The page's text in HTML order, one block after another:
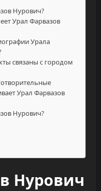
Нурович?
Урал Фарвазов
Урала
связаны с городом
Урал Фарвазов
Нурович?
Нурович